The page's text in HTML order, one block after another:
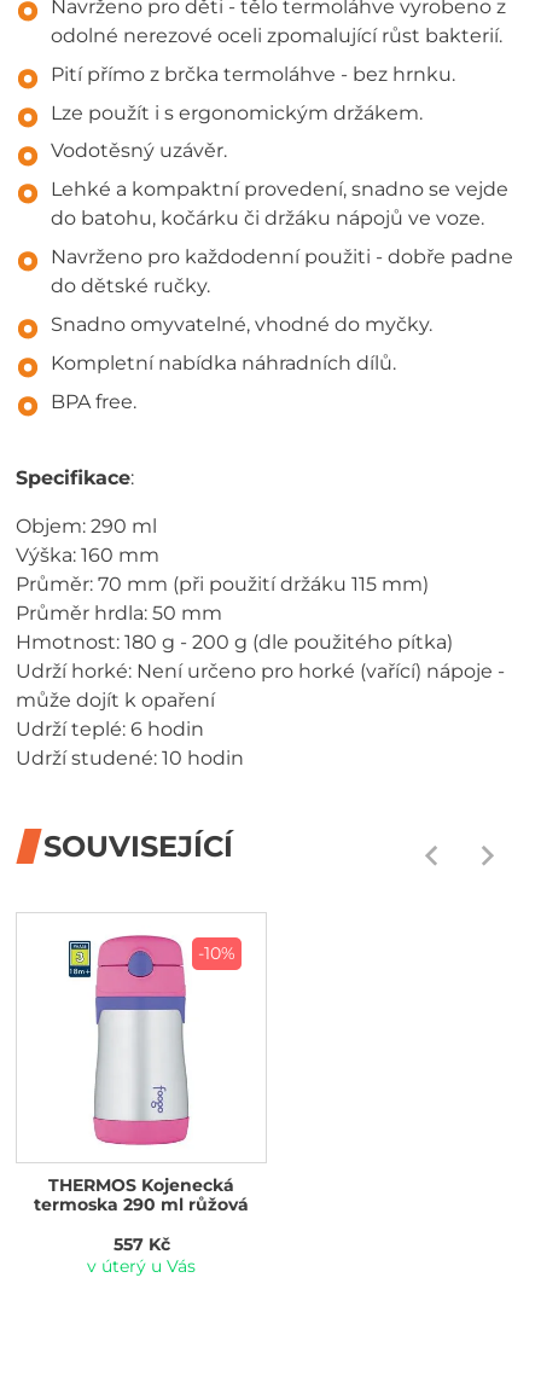
Navrženo pro děti - tělo termoláhve vyrobeno z
odolné nerezové oceli zpomalující růst bakterií.
Pití přímo z brčka termoláhve - bez hrnku.
Lze použít i s ergonomickým držákem.
Vodotěsný uzávěr.
Lehké a kompaktní provedení, snadno se vejde
do batohu, kočárku či držáku nápojů ve voze.
Navrženo pro každodenní použiti - dobře padne
do dětské ručky.
Snadno omyvatelné, vhodné do myčky.
Kompletní nabídka náhradních dílů.
BPA free.
Specifikace:
Objem: 290 ml
Výška: 160 mm
Průměr: 70 mm (při použití držáku 115 mm)
Průměr hrdla: 50 mm
Hmotnost: 180 g - 200 g (dle použitého pítka)
Udrží horké: Není určeno pro horké (vařící) nápoje -
může dojít k opaření
Udrží teplé: 6 hodin
Udrží studené: 10 hodin
SOUVISEJÍCÍ
-10%
THERMOS Kojenecká
termoska 290 ml růžová
557 Kč
v úterý u Vás